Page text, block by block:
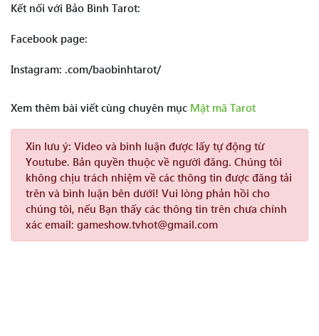
Kết nối với Bảo Bình Tarot:
Facebook page:
Instagram: .com/baobinhtarot/
Xem thêm bài viết cùng chuyên mục Mật mã Tarot
Xin lưu ý: Video và bình luận được lấy tự động từ
Youtube. Bản quyền thuộc về người đăng. Chúng tôi
không chịu trách nhiệm về các thông tin được đăng tải
trên và bình luận bên dưới! Vui lòng phản hồi cho
chúng tôi, nếu Bạn thấy các thông tin trên chưa chính
xác email: gameshow.tvhot@gmail.com